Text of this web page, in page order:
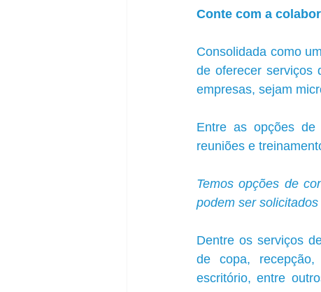
Conte com a
Consolidada como
de oferecer serviços
empresas, sejam
Entre as opções de
reuniões e
Temos opções de
podem ser
Dentre os serviços
de copa,
escritório, entre